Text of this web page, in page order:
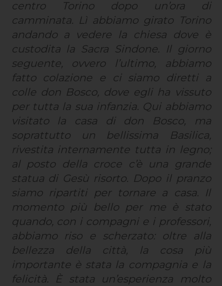
centro Torino dopo un’ora di
camminata. Lì abbiamo girato Torino
andando a vedere la chiesa dove è
custodita la Sacra Sindone. Il giorno
seguente, ovvero l’ultimo, abbiamo
fatto colazione e ci siamo diretti a
colle don Bosco, dove egli ha vissuto
per tutta la sua infanzia. Qui abbiamo
visitato la casa di don Bosco, ma
soprattutto un bellissima Basilica,
rivestita internamente tutta in legno;
al posto della croce c’è una grande
statua di Gesù risorto. Dopo il pranzo
siamo ripartiti per tornare a casa. Il
momento più bello per me è stato
quando, con i compagni e i professori,
abbiamo riso e scherzato: oltre alla
bellezza della città, la cosa più
importante è stata la compagnia e la
felicità. È stata un’esperienza molto